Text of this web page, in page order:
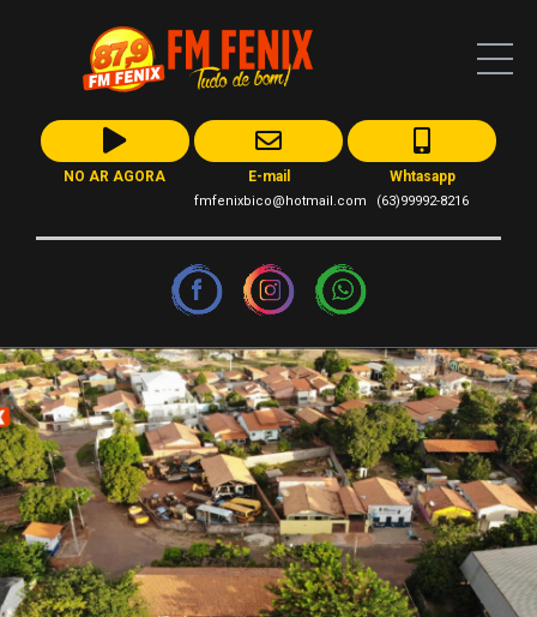
NO AR AGORA E-mail
fmfenixbico@hotmail.com
Whtasapp
(63)99992-8216